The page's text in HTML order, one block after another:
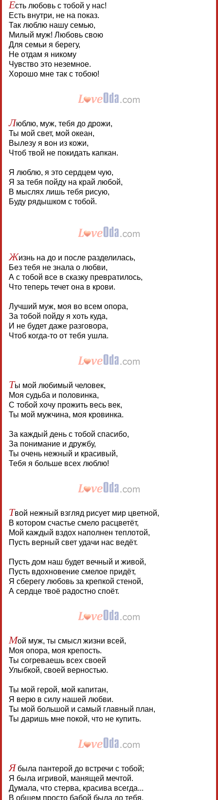
Есть любовь с тобой у нас!
Есть внутри, не на показ.
Так люблю нашу семью,
Милый муж! Любовь свою
Для семьи я берегу,
Не отдам я никому
Чувство это неземное.
Хорошо мне так с тобою!
Люблю, муж, тебя до дрожи,
Ты мой свет, мой океан,
Вылезу я вон из кожи,
Чтоб твой не покидать капкан.
Я люблю, я это сердцем чую,
Я за тебя пойду на край любой,
В мыслях лишь тебя рисую,
Буду рядышком с тобой.
Жизнь на до и после разделилась,
Без тебя не знала о любви,
А с тобой все в сказку превратилось,
Что теперь течет она в крови.
Лучший муж, моя во всем опора,
За тобой пойду я хоть куда,
И не будет даже разговора,
Чтоб когда-то от тебя ушла.
Ты мой любимый человек,
Моя судьба и половинка,
С тобой хочу прожить весь век,
Ты мой мужчина, моя кровинка.
За каждый день с тобой спасибо,
За понимание и дружбу,
Ты очень нежный и красивый,
Тебя я больше всех люблю!
Твой нежный взгляд рисует мир цветной,
В котором счастье смело расцветёт,
Мой каждый вздох наполнен теплотой,
Пусть верный свет удачи нас ведёт.
Пусть дом наш будет вечный и живой,
Пусть вдохновение смелое придёт,
Я сберегу любовь за крепкой стеной,
А сердце твоё радостно споёт.
Мой муж, ты смысл жизни всей,
Моя опора, моя крепость.
Ты согреваешь всех своей
Улыбкой, своей верностью.
Ты мой герой, мой капитан,
Я верю в силу нашей любви.
Ты мой большой и самый главный план,
Ты даришь мне покой, что не купить.
Ябыла пантерой до встречи с тобой;
Я была игривой, манящей мечтой.
Думала, что стерва, красива всегда...
В общем просто бабой была до тебя.